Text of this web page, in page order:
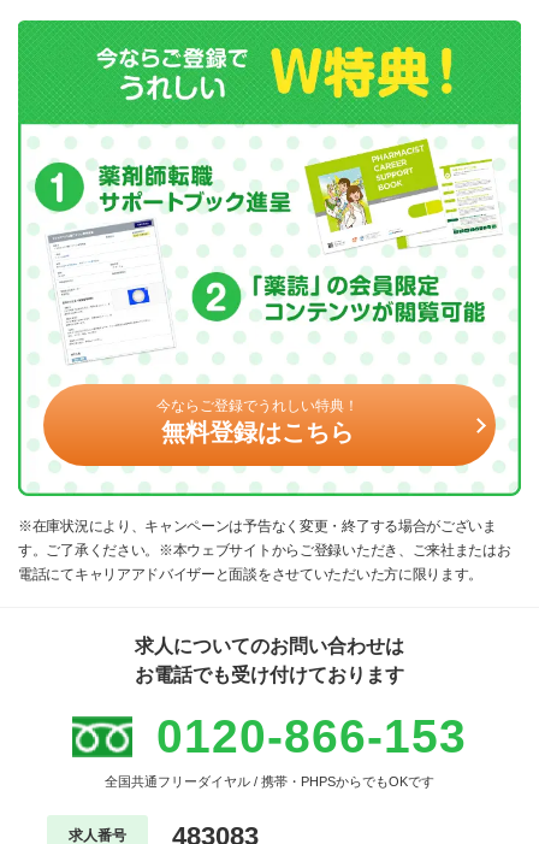
今ならご登録でうれしい特典！
無料登録はこちら
※在庫状況により、キャンペーンは予告なく変更・終了する場合がございま
す。ご了承ください。※本ウェブサイトからご登録いただき、ご来社またはお
電話にてキャリアアドバイザーと面談をさせていただいた方に限ります。
求人についてのお問い合わせは
お電話でも受け付けております
0120-866-153
全国共通フリーダイヤル / 携帯・PHPSからでもOKです
求人番号 483083